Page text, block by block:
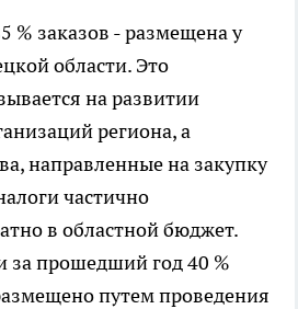
% заказов - размещена у
области. Это
на развитии
региона, а
направленные на закупку
частично
в областной бюджет.
за прошедший год 40 %
путем проведения